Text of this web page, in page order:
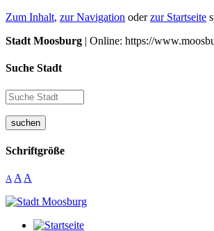
Zum Inhalt, zur Navigation oderzur Startseite
Stadt Moosburg | Online: https://
Suche Stadt
suchen
Schriftgröße
A A A